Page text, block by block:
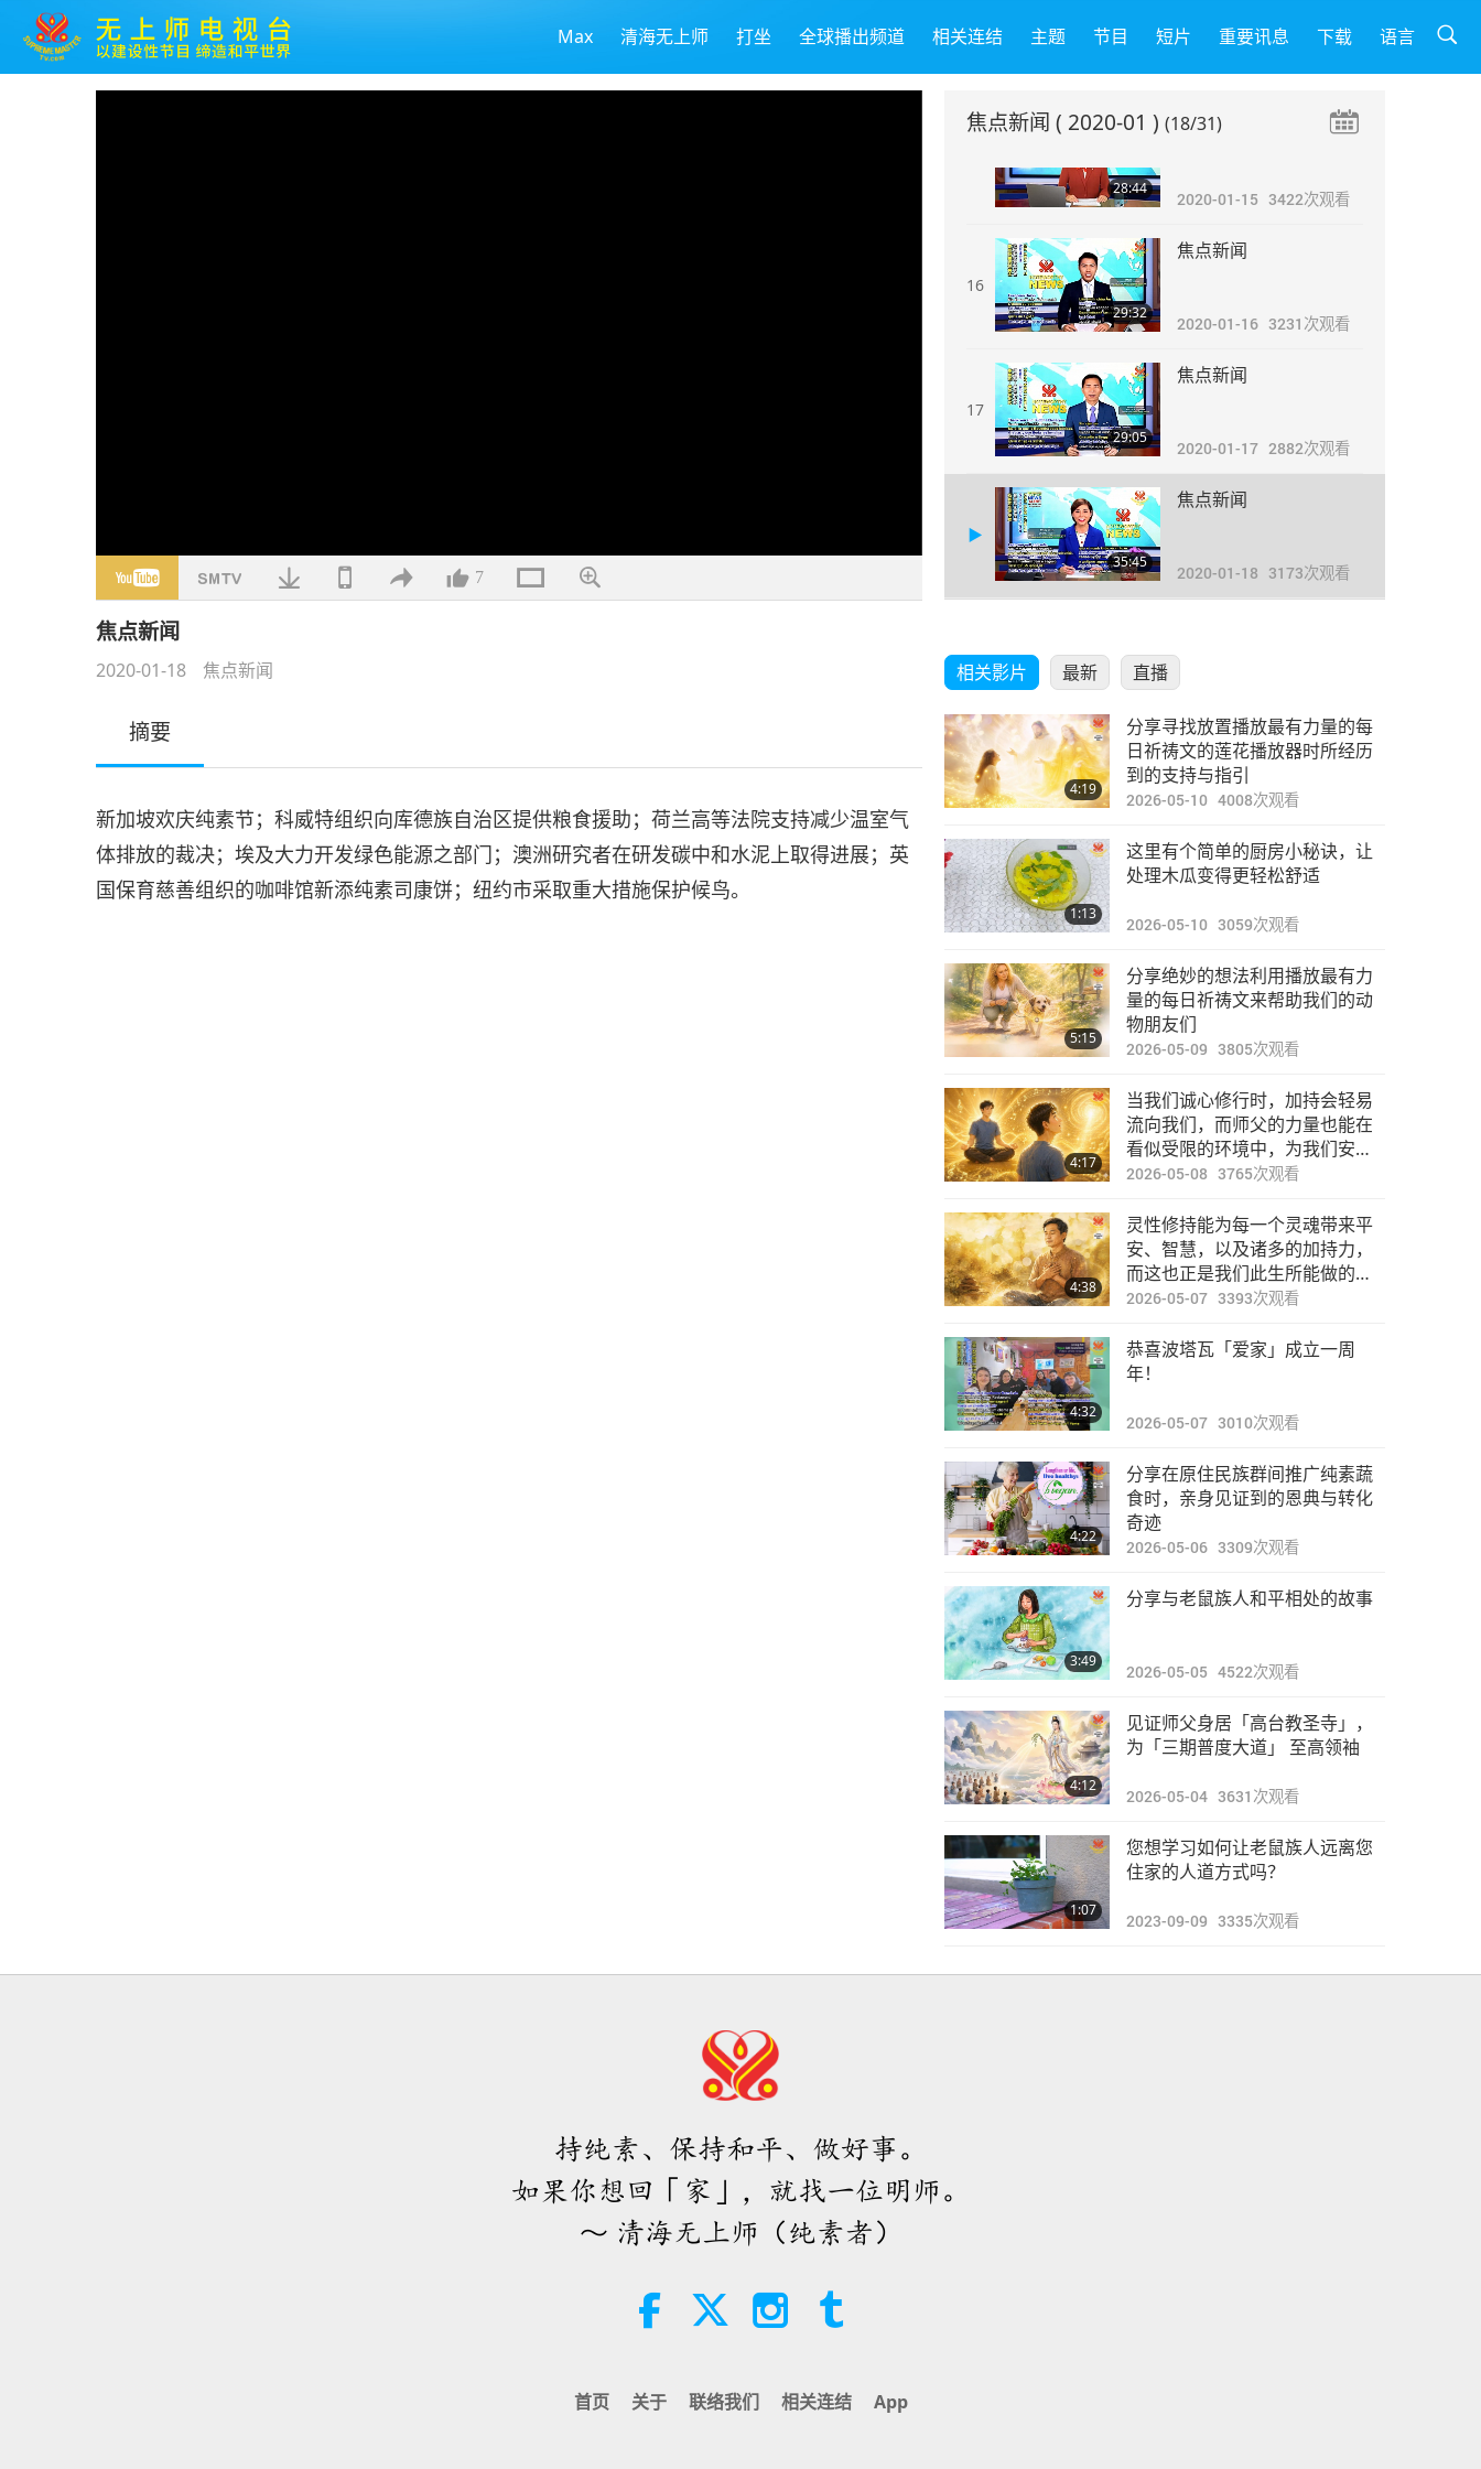
Max 清海无上师 打坐 全球播出频道 相关连结 主题 节目 短片 重要讯息 下载 语言
7
焦点新闻
2020-01-18 焦点新闻
摘要
新加坡欢庆纯素节；科威特组织向库德族自治区提供粮食援助；荷兰高等法院支持减少温室气
体排放的裁决；埃及大力开发绿色能源之部门；澳洲研究者在研发碳中和水泥上取得进展；英
国保育慈善组织的咖啡馆新添纯素司康饼；纽约市采取重大措施保护候鸟。
焦点新闻 ( 2020-01 ) (18/31)
14
2020-01-143186次观看
28:44
焦点新闻
2020-01-15 3422次观看
16
29:32
焦点新闻
2020-01-16 3231 次观看
17
29:05
焦点新闻
2020-01-17 2882次观看
35:45
焦点新闻
2020-01-18 3173次观看
19
26:24
20
26:56
焦点新闻
21
29:23
焦点新闻
22
30:13
焦点新闻
23
27:28
焦点新闻
24
29:56
焦点新闻
25
28:50
26
27:41
焦点新闻
27
27:51
28
27:17
焦点新闻
29
29:55
焦点新闻
相关影片 最新 直播
4:19
分享寻找放置播放最有力量的每
日祈祷文的莲花播放器时所经历
到的支持与指引
2026-05-10 4008次观看
1:13
这里有个简单的厨房小秘诀，让
处理木瓜变得更轻松舒适
2026-05-10 3059次观看
5:15
分享绝妙的想法利用播放最有力
量的每日祈祷文来帮助我们的动
物朋友们
2026-05-09 3805次观看
4:17
当我们诚心修行时，加持会轻易
流向我们，而师父的力量也能在
看似受限的环境中，为我们安排
顺利的生活
2026-05-08 3765次观看
4:38
灵性修持能为每一个灵魂带来平
安、智慧，以及诸多的加持力，
而这也正是我们此生所能做的最
重要事情
2026-05-07 3393次观看
4:32
恭喜波塔瓦「爱家」成立一周
年！
2026-05-07 3010次观看
4:22
分享在原住民族群间推广纯素蔬
食时，亲身见证到的恩典与转化
奇迹
2026-05-06 3309次观看
3:49
分享与老鼠族人和平相处的故事
2026-05-05 4522次观看
4:12
见证师父身居「高台教圣寺」，
为「三期普度大道」 至高领袖
2026-05-04 3631 次观看
1:07
您想学习如何让老鼠族人远离您
住家的人道方式吗？
2023-09-09 3335次观看
持纯素、保持和平、做好事。
如果你想回「家」，就找一位明师。
～ 清海无上师（纯素者）
首页 关于 联络我们 相关连结 App